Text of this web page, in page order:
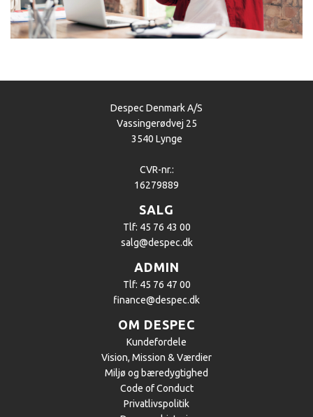
Despec Denmark A/S
Vassingerødvej 25
3540 Lynge
CVR-nr.:
16279889
SALG
Tlf: 45 76 43 00
salg@despec.dk
ADMIN
Tlf: 45 76 47 00
finance@despec.dk
OM DESPEC
Kundefordele
Vision, Mission & Værdier
Miljø og bæredygtighed
Code of Conduct
Privatlivspolitik